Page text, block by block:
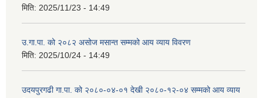
मिति: 2025/11/23 - 14:49
उ.गा.पा. को २०८२ असोज मसान्त सम्मको आय व्याय विवरण
मिति: 2025/10/24 - 14:49
उदयपुरगढी गा.पा. को २०८०-०४-०१ देखी २०८०-१२-०४ सम्मको आय व्याय